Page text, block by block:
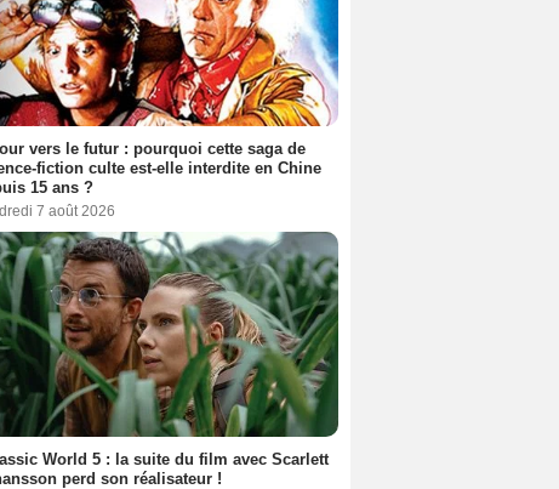
vers le futur : pourquoi cette saga de
fiction culte est-elle interdite en Chine
15 ans ?
7 août 2026
World 5 : la suite du film avec Scarlett
perd son réalisateur !